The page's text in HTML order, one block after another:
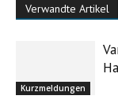
Verwandte Artikel
Kurzmeldungen